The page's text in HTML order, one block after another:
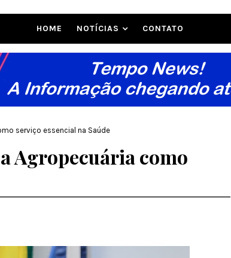
HOME NOTÍCIAS CONTATO
serviço essencial na Saúde
Agropecuária como